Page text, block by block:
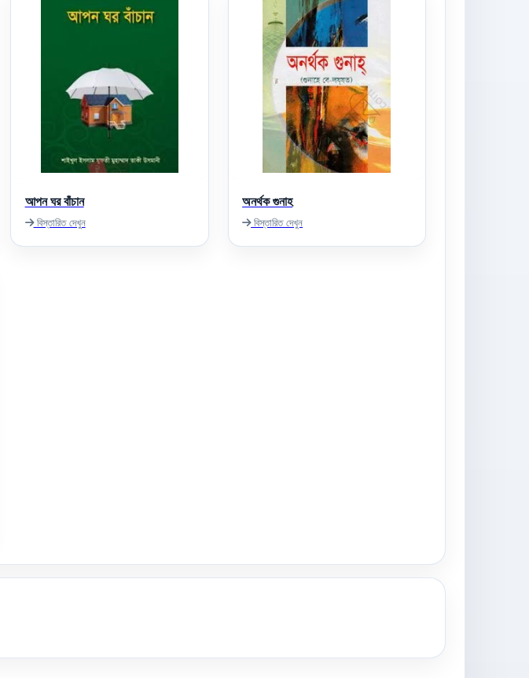
আপন ঘর বাঁচান
বিস্তারিত দেখুন
অনর্থক গুনাহ
বিস্তারিত দেখুন